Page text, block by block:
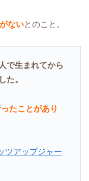
ないとのこと。
で生まれてから
た。
たことがあり
ツアップジャー